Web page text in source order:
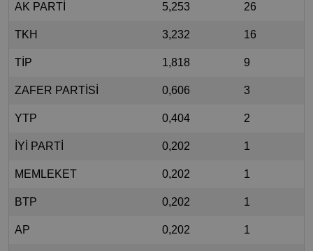
AK PARTİ 5,253 26
TKH 3,232 16
TİP 1,818 9
ZAFER PARTİSİ 0,606 3
YTP 0,404 2
İYİ PARTİ 0,202 1
MEMLEKET 0,202 1
BTP 0,202 1
AP 0,202 1